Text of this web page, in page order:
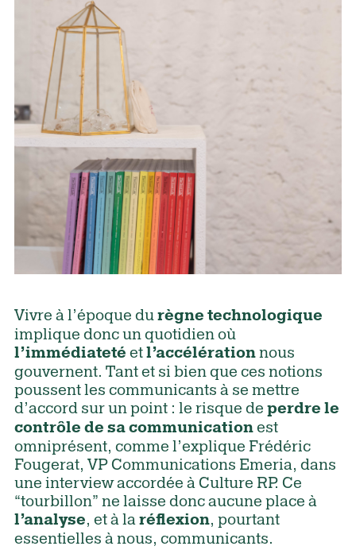
Vivre à l’époque durègne technologique
implique donc un quotidien où
l’immédiateté etl’accélérationnous
gouvernent. Tant et si bien que ces notions
poussent les communicants à se mettre
d’accord sur un point : le risque de perdre le
contrôle de sa communicationest
omniprésent, comme l’explique Frédéric
Fougerat, VP Communications Emeria, dans
une interview accordée à Culture RP. Ce
“tourbillon” ne laisse donc aucune place à
l’analyse, et à laréflexion, pourtant
essentielles à nous, communicants.